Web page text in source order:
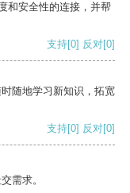
和安全性的连接，并帮
支持[0] 反对[0]
随地学习新知识，拓宽
支持[0] 反对[0]
需求。